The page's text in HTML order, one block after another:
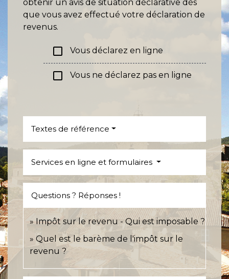
obtenir un avis de situation déclarative dès
que vous avez effectué votre déclaration de
revenus.
check_box_outline_blank Vous déclarez en ligne
check_box_outline_blank Vous ne déclarez pas en ligne
Textes de référence
Services en ligne et formulaires
Questions ? Réponses !
Impôt sur le revenu - Qui est imposable ?
Quel est le barème de l'impôt sur le
revenu ?